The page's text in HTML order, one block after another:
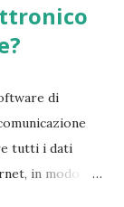
di
tutti i dati
in modo